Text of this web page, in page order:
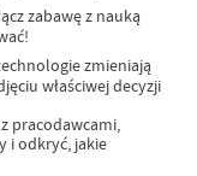
zabawę z nauką
zmieniają
właściwej decyzji
pracodawcami,
i odkryć, jakie